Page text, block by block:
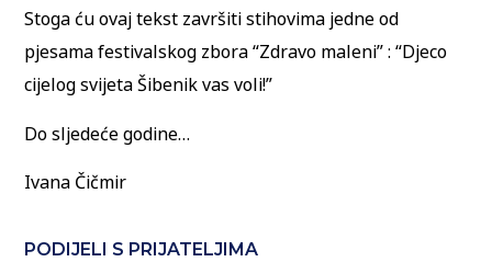
Stoga ću ovaj tekst završiti stihovima jedne od
pjesama festivalskog zbora “Zdravo maleni” : “Djeco
cijelog svijeta Šibenik vas voli!”
Do sljedeće godine…
Ivana Čičmir
PODIJELI S PRIJATELJIMA